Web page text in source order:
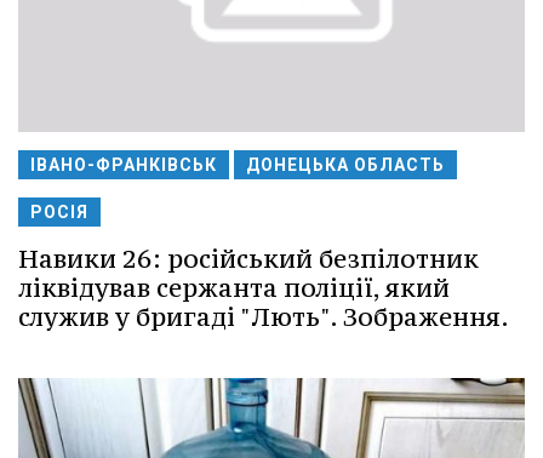
ІВАНО-ФРАНКІВСЬК ДОНЕЦЬКА ОБЛАСТЬ
РОСІЯ
Навики 26: російський безпілотник
ліквідував сержанта поліції, який
служив у бригаді "Лють". Зображення.